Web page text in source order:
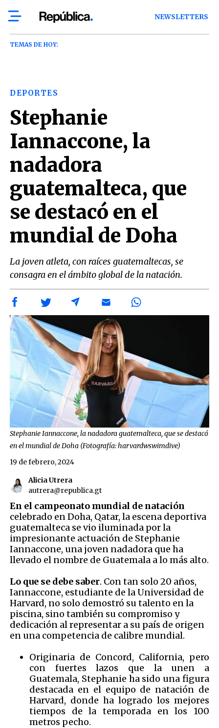
NEWSLETTERS
TEMAS DE HOY:
DEPORTES
Stephanie
Iannaccone, la
nadadora
guatemalteca, que
se destacó en el
mundial de Doha
La joven atleta, con raíces guatemaltecas, se
consagra en el ámbito global de la natación.
Stephanie Iannaccone, la nadadora guatemalteca, que se destacó
en el mundial de Doha (Fotografía: harvardwswimdive)
Alicia Utrera
autrera@republica.gt
19 de febrero, 2024
En el campeonato mundial de natación
celebrado en Doha, Qatar, la escena deportiva
guatemalteca se vio iluminada por la
impresionante actuación de Stephanie
Iannaccone, una joven nadadora que ha
llevado el nombre de Guatemala a lo más alto.
Lo que se debe saber. Con tan solo 20 años,
Iannaccone, estudiante de la Universidad de
Harvard, no solo demostró su talento en la
piscina, sino también su compromiso y
dedicación al representar a su país de origen
en una competencia de calibre mundial.
Originaria de Concord, California, pero
con fuertes lazos que la unen a
Guatemala, Stephanie ha sido una figura
destacada en el equipo de natación de
Harvard, donde ha logrado los mejores
tiempos de la temporada en los 100
metros pecho.